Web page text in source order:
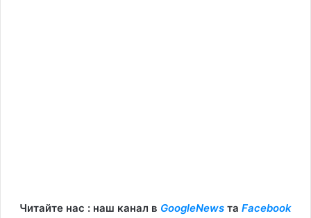
Читайте нас : наш канал в GoogleNews та Facebook